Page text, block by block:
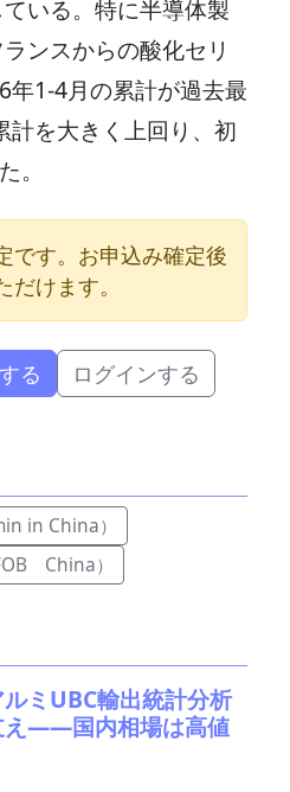
いる。特に半導体製
ンスからの酸化セリ
年1-4月の累計が過去最
計を大きく上回り、初
。
です。お申込み確定後
けます。
る ログインする
in China）
China）
ミUBC輸出統計分析
え――国内相場は高値